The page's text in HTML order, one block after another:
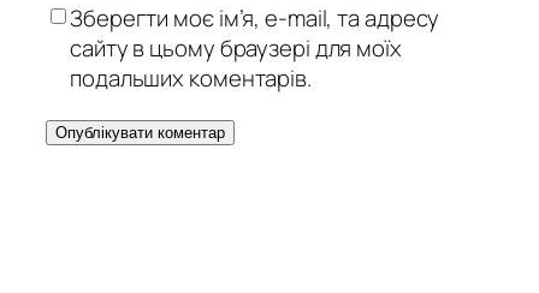
Зберегти моє ім’я, e-mail, та адресу
сайту в цьому браузері для моїх
подальших коментарів.